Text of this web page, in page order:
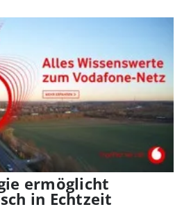
ermöglicht
in Echtzeit